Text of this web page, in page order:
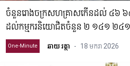
ចំនួនរោងចក្រសហគ្រាសកើនដល់ ៤៦ ៦៤
ដល់កម្មករនិយោជិតចំនួន ២ ១៤១ ២៤
ឆ្នាំ២០២៥
One-Minute ឆាយ រត្ថា - 18 មករា 2026